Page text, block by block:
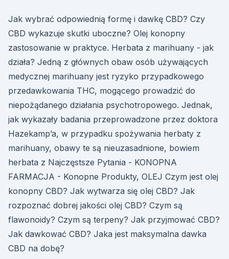
Jak wybrać odpowiednią formę i dawkę CBD? Czy
CBD wykazuje skutki uboczne? Olej konopny
zastosowanie w praktyce. Herbata z marihuany - jak
działa? Jedną z głównych obaw osób używających
medycznej marihuany jest ryzyko przypadkowego
przedawkowania THC, mogącego prowadzić do
niepożądanego działania psychotropowego. Jednak,
jak wykazały badania przeprowadzone przez doktora
Hazekamp’a, w przypadku spożywania herbaty z
marihuany, obawy te są nieuzasadnione, bowiem
herbata z Najczęstsze Pytania - KONOPNA
FARMACJA - Konopne Produkty, OLEJ Czym jest olej
konopny CBD? Jak wytwarza się olej CBD? Jak
rozpoznać dobrej jakości olej CBD? Czym są
flawonoidy? Czym są terpeny? Jak przyjmować CBD?
Jak dawkować CBD? Jaka jest maksymalna dawka
CBD na dobę?